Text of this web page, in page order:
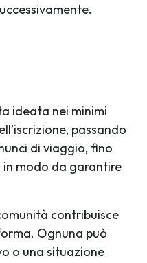
ideata nei minimi
passando
di viaggio, fino
modo da garantire
contribuisce
Ognuna può
o una situazione